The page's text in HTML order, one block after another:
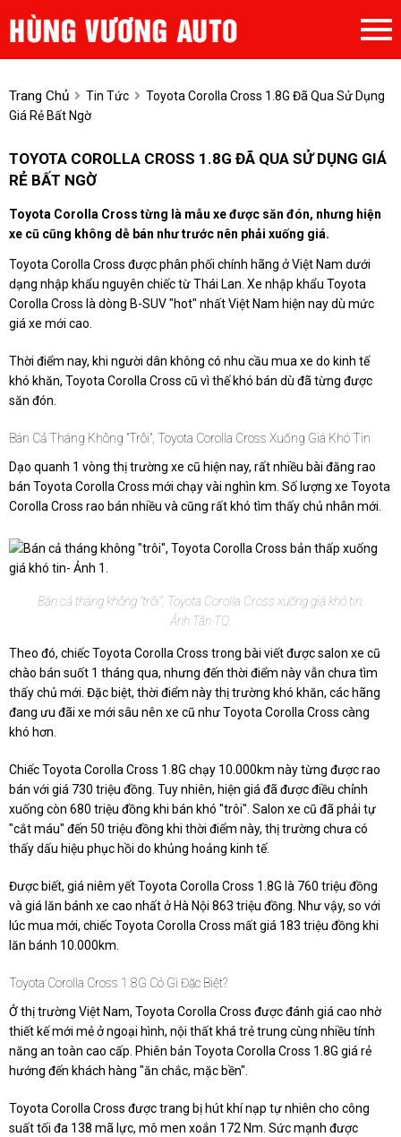
Trang Chủ Tin Tức
Toyota Corolla Cross 1.8G Đã Qua Sử Dụng
Giá Rẻ Bất Ngờ
TOYOTA COROLLA CROSS 1.8G ĐÃ QUA SỬ DỤNG GIÁ
RẺ BẤT NGỜ
Toyota Corolla Cross từng là mẫu xe được săn đón, nhưng hiện
xe cũ cũng không dễ bán như trước nên phải xuống giá.
Toyota Corolla Cross được phân phối chính hãng ở Việt Nam dưới
dạng nhập khẩu nguyên chiếc từ Thái Lan. Xe nhập khẩu Toyota
Corolla Cross là dòng B-SUV "hot" nhất Việt Nam hiện nay dù mức
giá xe mới cao.
Thời điểm nay, khi người dân không có nhu cầu mua xe do kinh tế
khó khăn, Toyota Corolla Cross cũ vì thế khó bán dù đã từng được
săn đón.
Bán Cả Tháng Không "trôi", Toyota Corolla Cross Xuống Giá Khó Tin
Dạo quanh 1 vòng thị trường xe cũ hiện nay, rất nhiều bài đăng rao
bán Toyota Corolla Cross mới chạy vài nghìn km. Số lượng xe Toyota
Corolla Cross rao bán nhiều và cũng rất khó tìm thấy chủ nhân mới.
Bán cả tháng không "trôi", Toyota Corolla Cross xuống giá khó tin.
Ảnh Tân TQ.
Theo đó, chiếc Toyota Corolla Cross trong bài viết được salon xe cũ
chào bán suốt 1 tháng qua, nhưng đến thời điểm này vẫn chưa tìm
thấy chủ mới. Đặc biệt, thời điểm này thị trường khó khăn, các hãng
đang ưu đãi xe mới sâu nên xe cũ như Toyota Corolla Cross càng
khó hơn.
Chiếc Toyota Corolla Cross 1.8G chạy 10.000km này từng được rao
bán với giá 730 triệu đồng. Tuy nhiên, hiện giá đã được điều chỉnh
xuống còn 680 triệu đồng khi bán khó "trôi". Salon xe cũ đã phải tự
"cắt máu" đến 50 triệu đồng khi thời điểm này, thị trường chưa có
thấy dấu hiệu phục hồi do khủng hoảng kinh tế.
Được biết, giá niêm yết Toyota Corolla Cross 1.8G là 760 triệu đồng
và giá lăn bánh xe cao nhất ở Hà Nội 863 triệu đồng. Như vậy, so với
lúc mua mới, chiếc Toyota Corolla Cross mất giá 183 triệu đồng khi
lăn bánh 10.000km.
Toyota Corolla Cross 1.8G Có Gì Đặc Biệt?
Ở thị trường Việt Nam, Toyota Corolla Cross được đánh giá cao nhờ
thiết kế mới mẻ ở ngoại hình, nội thất khá trẻ trung cùng nhiều tính
năng an toàn cao cấp. Phiên bản Toyota Corolla Cross 1.8G giá rẻ
hướng đến khách hàng "ăn chắc, mặc bền".
Toyota Corolla Cross được trang bị hút khí nạp tự nhiên cho công
suất tối đa 138 mã lực, mô men xoắn 172 Nm. Sức mạnh được